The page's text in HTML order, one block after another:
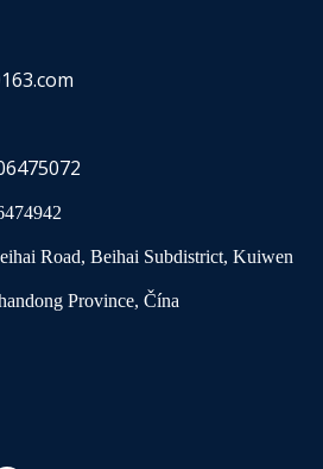
Road, Beihai Subdistrict, Kuiwen
Province, Čína